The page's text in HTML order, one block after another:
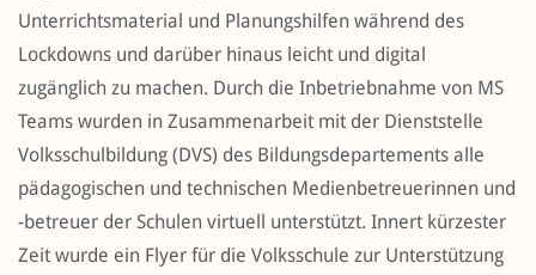
Unterrichtsmaterial und Planungshilfen während des
Lockdowns und darüber hinaus leicht und digital
zugänglich zu machen. Durch die Inbetriebnahme von MS
Teams wurden in Zusammenarbeit mit der Dienststelle
Volksschulbildung (DVS) des Bildungsdepartements alle
pädagogischen und technischen Medienbetreuerinnen und
-betreuer der Schulen virtuell unterstützt. Innert kürzester
Zeit wurde ein Flyer für die Volksschule zur Unterstützung